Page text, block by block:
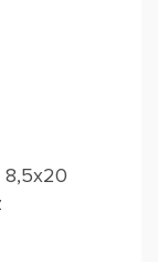
8,5x20